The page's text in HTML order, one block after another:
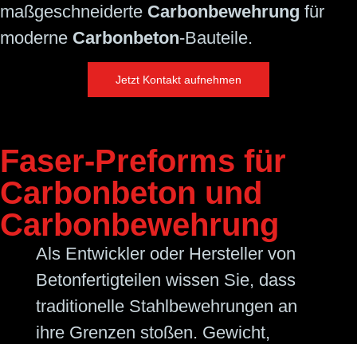
maßgeschneiderte Carbonbewehrung für
moderne Carbonbeton-Bauteile.
Jetzt Kontakt aufnehmen
Faser-Preforms für
Carbonbeton und
Carbon­bewehrung
Als Entwickler oder Hersteller von
Betonfertigteilen wissen Sie, dass
traditionelle Stahlbewehrungen an
ihre Grenzen stoßen. Gewicht,